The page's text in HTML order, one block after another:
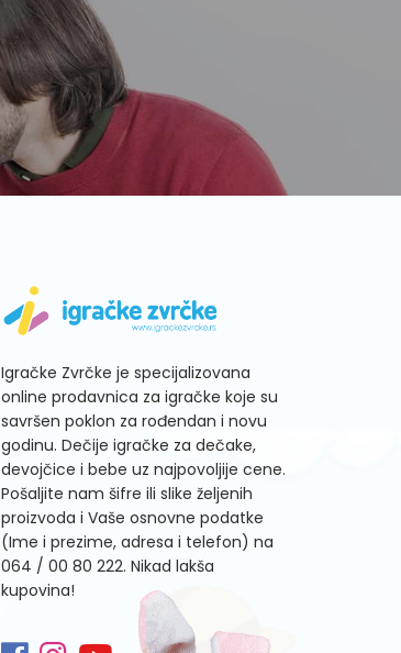
Igračke Zvrčke je specijalizovana
online prodavnica za igračke koje su
savršen poklon za rođendan i novu
godinu. Dečije igračke za dečake,
devojčice i bebe uz najpovoljije cene.
Pošaljite nam šifre ili slike željenih
proizvoda i Vaše osnovne podatke
(Ime i prezime, adresa i telefon) na
064 / 00 80 222. Nikad lakša
kupovina!